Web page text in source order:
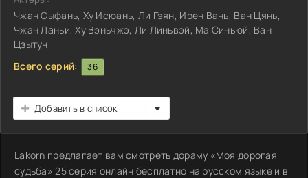
Чжан Сыфань, Ху Исюань, Ли Гэян, Ирен Вань, Ван Цянь,
Чжан Ланьи, Ху Вэньчжэ, Ли Линьвэй, Ма Синьюй, Ван
Цзытун
Всего серий:
36
Добавить в список
Lakorn предлагает вам смотреть дораму «Моя дорогая
судьба» 25 серия онлайн бесплатно на русском языке и в